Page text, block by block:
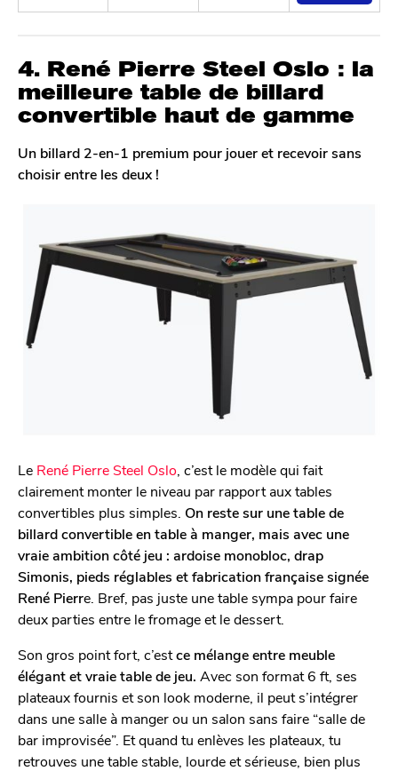
4. René Pierre Steel Oslo : la
meilleure table de billard
convertible haut de gamme
Un billard 2-en-1 premium pour jouer et recevoir sans
choisir entre les deux !
Le René Pierre Steel Oslo , c’est le modèle qui fait
clairement monter le niveau par rapport aux tables
convertibles plus simples. On reste sur une table de
billard convertible en table à manger, mais avec une
vraie ambition côté jeu : ardoise monobloc, drap
Simonis, pieds réglables et fabrication française signée
René Pierre. Bref, pas juste une table sympa pour faire
deux parties entre le fromage et le dessert.
Son gros point fort, c’estce mélange entre meuble
élégant et vraie table de jeu. Avec son format 6 ft, ses
plateaux fournis et son look moderne, il peut s’intégrer
dans une salle à manger ou un salon sans faire “salle de
bar improvisée”. Et quand tu enlèves les plateaux, tu
retrouves une table stable, lourde et sérieuse, bien plus